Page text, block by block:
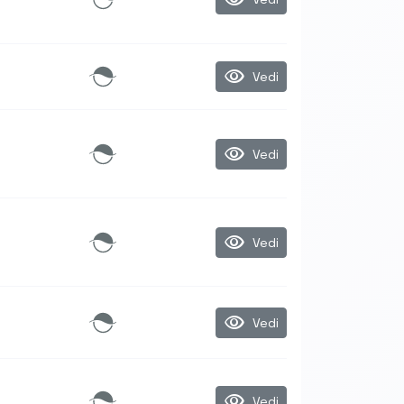
visibility Vedi
visibility Vedi
visibility Vedi
visibility Vedi